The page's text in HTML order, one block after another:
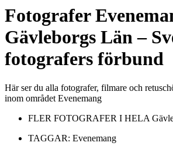
Fotografer
Gävleborgs Län–
fotografers förbund
Här ser du alla fotografer, filmare och
inom området Evenemang
FLER FOTOGRAFER I HELA
TAGGAR: Evenemang